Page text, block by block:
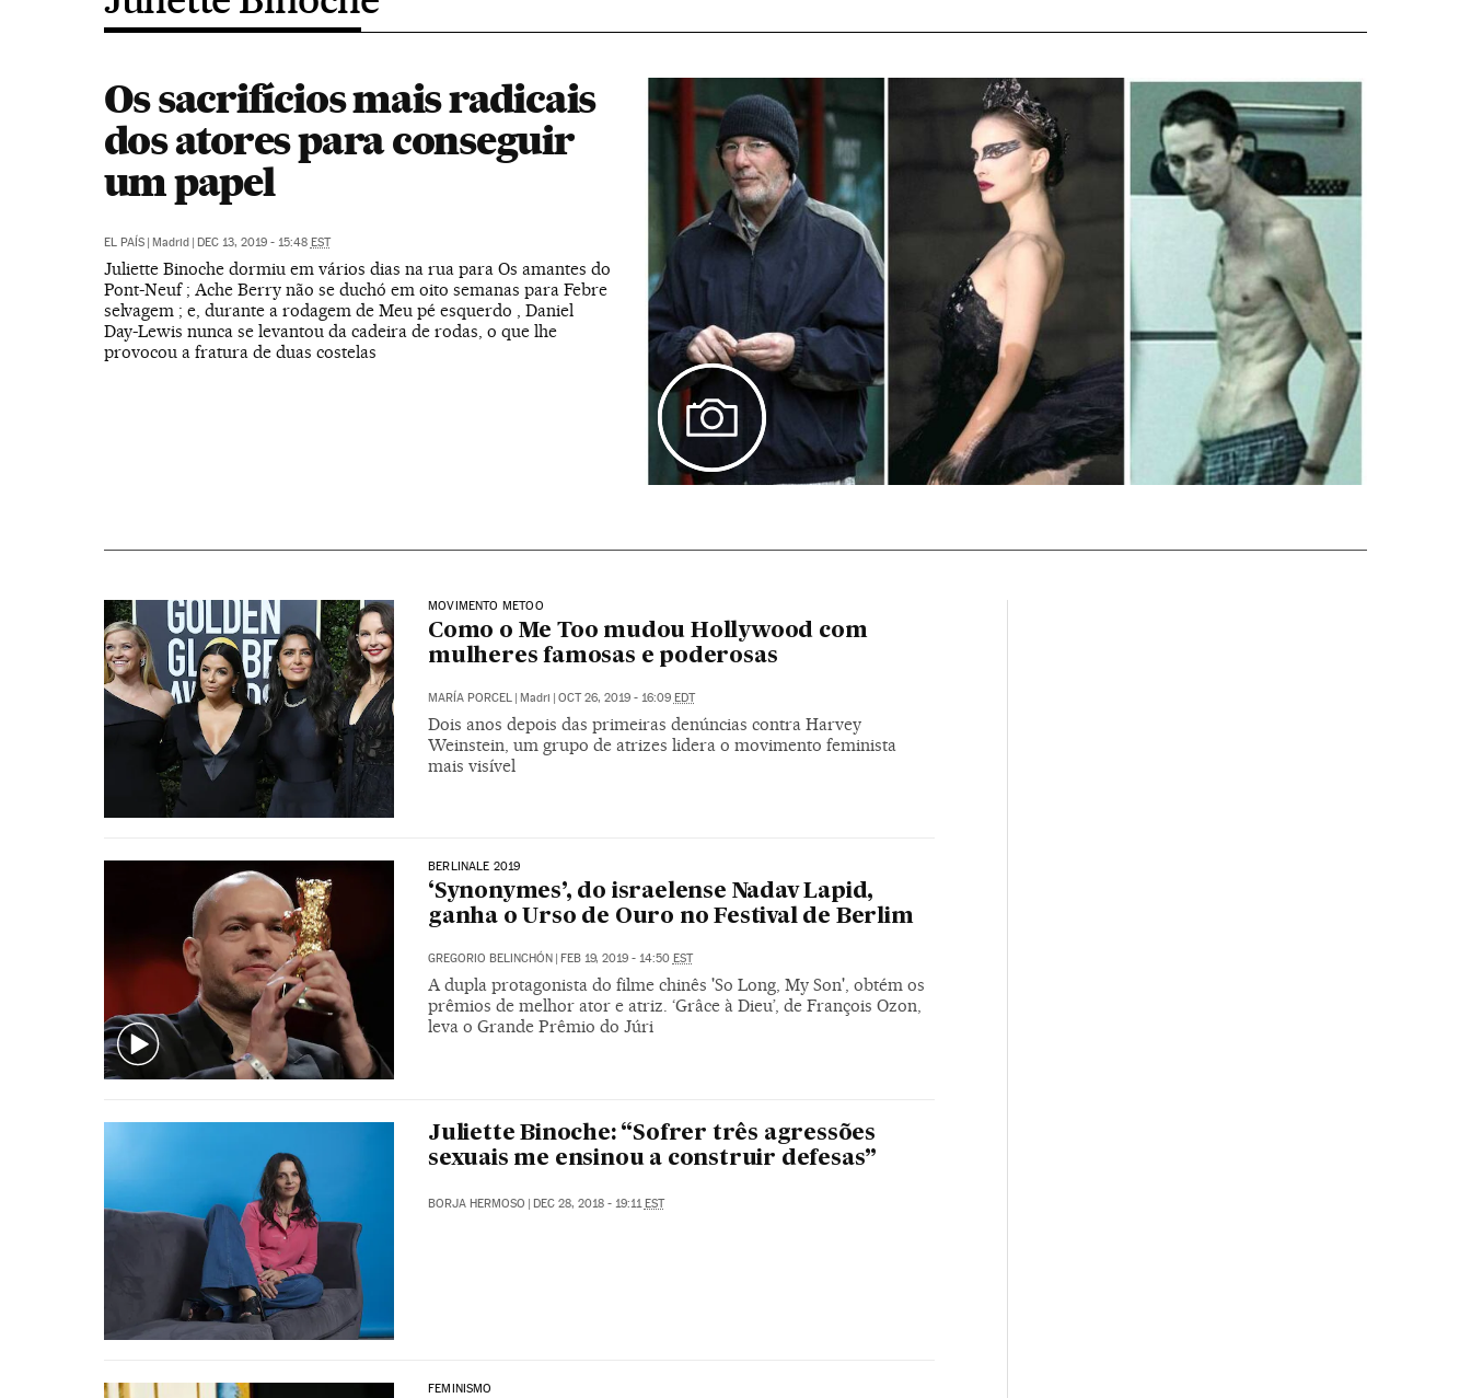
Os sacrifícios mais radicais
dos atores para conseguir
um papel
EL PAÍS | Madrid | DEC 13, 2019 - 15:48 EST
Juliette Binoche dormiu em vários dias na rua para Os amantes do
Pont-Neuf ; Ache Berry não se duchó em oito semanas para Febre
selvagem ; e, durante a rodagem de Meu pé esquerdo , Daniel
Day-Lewis nunca se levantou da cadeira de rodas, o que lhe
provocou a fratura de duas costelas
MOVIMENTO METOO
Como o Me Too mudou Hollywood com
mulheres famosas e poderosas
MARÍA PORCEL | Madri | OCT 26, 2019 - 16:09 EDT
Dois anos depois das primeiras denúncias contra Harvey
Weinstein, um grupo de atrizes lidera o movimento feminista
mais visível
BERLINALE 2019
‘Synonymes’, do israelense Nadav Lapid,
ganha o Urso de Ouro no Festival de Berlim
GREGORIO BELINCHÓN FEB 19, 2019 - 14:50 EST
A dupla protagonista do filme chinês 'So Long, My Son', obtém os
prêmios de melhor ator e atriz. ‘Grâce à Dieu’, de François Ozon,
leva o Grande Prêmio do Júri
Juliette Binoche: “Sofrer três agressões
sexuais me ensinou a construir defesas”
BORJA HERMOSO DEC 28, 2018 - 19:11 EST
FEMINISMO